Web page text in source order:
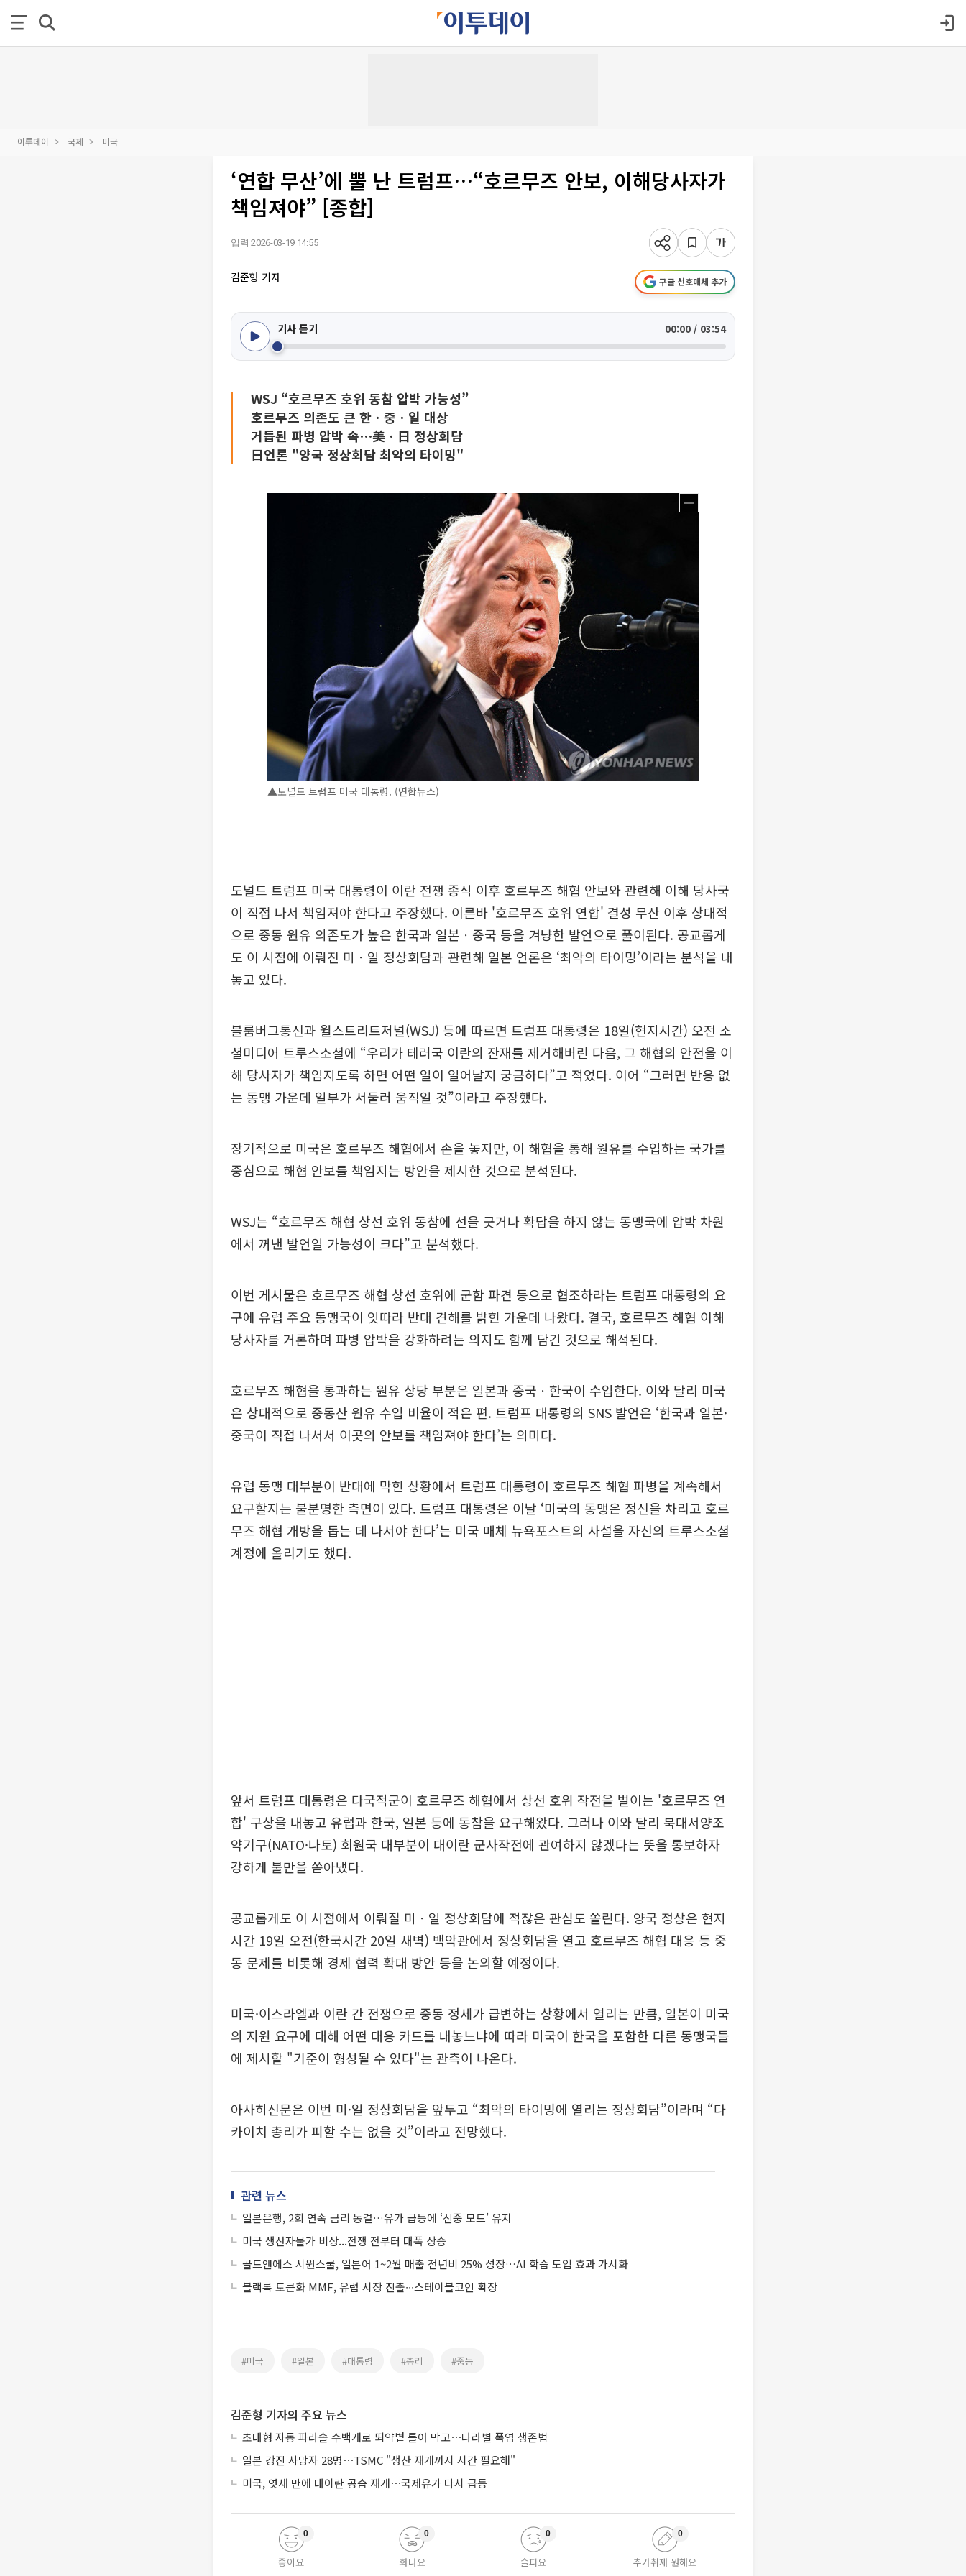
이투데이 국제 미국
‘연합 무산’에 뿔 난 트럼프…“호르무즈 안보, 이해당사자가
책임져야” [종합]
입력 2026-03-19 14:55
김준형 기자 구글 선호매체 추가
기사 듣기 00:00 / 03:54
WSJ “호르무즈 호위 동참 압박 가능성”
호르무즈 의존도 큰 한ㆍ중ㆍ일 대상
거듭된 파병 압박 속⋯美ㆍ日 정상회담
日언론 "양국 정상회담 최악의 타이밍"
▲도널드 트럼프 미국 대통령. (연합뉴스)
도널드 트럼프 미국 대통령이 이란 전쟁 종식 이후 호르무즈 해협 안보와 관련해 이해 당사국
이 직접 나서 책임져야 한다고 주장했다. 이른바 '호르무즈 호위 연합' 결성 무산 이후 상대적
으로 중동 원유 의존도가 높은 한국과 일본ㆍ중국 등을 겨냥한 발언으로 풀이된다. 공교롭게
도 이 시점에 이뤄진 미ㆍ일 정상회담과 관련해 일본 언론은 ‘최악의 타이밍’이라는 분석을 내
놓고 있다.
블룸버그통신과 월스트리트저널(WSJ) 등에 따르면 트럼프 대통령은 18일(현지시간) 오전 소
셜미디어 트루스소셜에 “우리가 테러국 이란의 잔재를 제거해버린 다음, 그 해협의 안전을 이
해 당사자가 책임지도록 하면 어떤 일이 일어날지 궁금하다”고 적었다. 이어 “그러면 반응 없
는 동맹 가운데 일부가 서둘러 움직일 것”이라고 주장했다.
장기적으로 미국은 호르무즈 해협에서 손을 놓지만, 이 해협을 통해 원유를 수입하는 국가를
중심으로 해협 안보를 책임지는 방안을 제시한 것으로 분석된다.
WSJ는 “호르무즈 해협 상선 호위 동참에 선을 긋거나 확답을 하지 않는 동맹국에 압박 차원
에서 꺼낸 발언일 가능성이 크다”고 분석했다.
이번 게시물은 호르무즈 해협 상선 호위에 군함 파견 등으로 협조하라는 트럼프 대통령의 요
구에 유럽 주요 동맹국이 잇따라 반대 견해를 밝힌 가운데 나왔다. 결국, 호르무즈 해협 이해
당사자를 거론하며 파병 압박을 강화하려는 의지도 함께 담긴 것으로 해석된다.
호르무즈 해협을 통과하는 원유 상당 부분은 일본과 중국ㆍ한국이 수입한다. 이와 달리 미국
은 상대적으로 중동산 원유 수입 비율이 적은 편. 트럼프 대통령의 SNS 발언은 ‘한국과 일본·
중국이 직접 나서서 이곳의 안보를 책임져야 한다’는 의미다.
유럽 동맹 대부분이 반대에 막힌 상황에서 트럼프 대통령이 호르무즈 해협 파병을 계속해서
요구할지는 불분명한 측면이 있다. 트럼프 대통령은 이날 ‘미국의 동맹은 정신을 차리고 호르
무즈 해협 개방을 돕는 데 나서야 한다’는 미국 매체 뉴욕포스트의 사설을 자신의 트루스소셜
계정에 올리기도 했다.
앞서 트럼프 대통령은 다국적군이 호르무즈 해협에서 상선 호위 작전을 벌이는 '호르무즈 연
합' 구상을 내놓고 유럽과 한국, 일본 등에 동참을 요구해왔다. 그러나 이와 달리 북대서양조
약기구(NATO·나토) 회원국 대부분이 대이란 군사작전에 관여하지 않겠다는 뜻을 통보하자
강하게 불만을 쏟아냈다.
공교롭게도 이 시점에서 이뤄질 미ㆍ일 정상회담에 적잖은 관심도 쏠린다. 양국 정상은 현지
시간 19일 오전(한국시간 20일 새벽) 백악관에서 정상회담을 열고 호르무즈 해협 대응 등 중
동 문제를 비롯해 경제 협력 확대 방안 등을 논의할 예정이다.
미국·이스라엘과 이란 간 전쟁으로 중동 정세가 급변하는 상황에서 열리는 만큼, 일본이 미국
의 지원 요구에 대해 어떤 대응 카드를 내놓느냐에 따라 미국이 한국을 포함한 다른 동맹국들
에 제시할 "기준이 형성될 수 있다"는 관측이 나온다.
아사히신문은 이번 미·일 정상회담을 앞두고 “최악의 타이밍에 열리는 정상회담”이라며 “다
카이치 총리가 피할 수는 없을 것”이라고 전망했다.
관련 뉴스
일본은행, 2회 연속 금리 동결…유가 급등에 ‘신중 모드’ 유지
미국 생산자물가 비상...전쟁 전부터 대폭 상승
골드앤에스 시원스쿨, 일본어 1~2월 매출 전년비 25% 성장…AI 학습 도입 효과 가시화
블랙록 토큰화 MMF, 유럽 시장 진출∙∙∙스테이블코인 확장
#미국 #일본 #대통령 #총리 #중동
김준형 기자의 주요 뉴스
초대형 자동 파라솔 수백개로 뙤약볕 틀어 막고⋯나라별 폭염 생존법
일본 강진 사망자 28명⋯TSMC "생산 재개까지 시간 필요해"
미국, 엿새 만에 대이란 공습 재개⋯국제유가 다시 급등
좋아요
0
화나요
0
슬퍼요
0
추가취재 원해요
0